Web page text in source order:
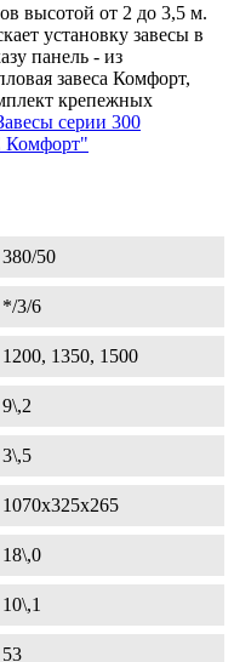
высотой от 2 до 3,5 м.
установку завесы в
панель - из
завеса Комфорт,
крепежных
серии 300
Комфорт"
380/50
*/3/6
1200, 1350, 1500
9\,2
3\,5
1070х325х265
18\,0
10\,1
53